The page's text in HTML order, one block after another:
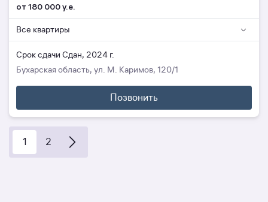
от 180 000 y.e.
Все квартиры
Cрок сдачи Сдан, 2024 г.
Бухарская область, ул. М. Каримов, 120/1
Позвонить
1 2